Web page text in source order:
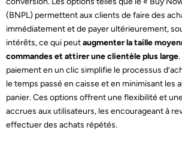
(BNPL) permettent aux clients de faire des
immédiatement et de payer ultérieurement,
intérêts, ce qui peutaugmenter la taille
commandes et attirer une clientèle plus large
paiement en un clic simplifie le processus
le temps passé en caisse et en minimisant les
panier. Ces options offrent une flexibilité et
accrues aux utilisateurs, les encourageant à
effectuer des achats répétés.